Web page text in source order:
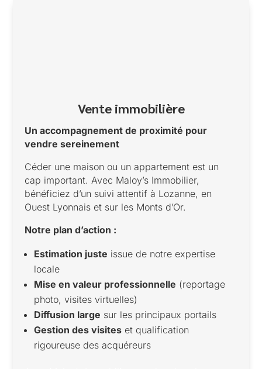
Vente immobilière
Un accompagnement de proximité pour
vendre sereinement
Céder une maison ou un appartement est un
cap important. Avec Maloy’s Immobilier,
bénéficiez d’un suivi attentif à Lozanne, en
Ouest Lyonnais et sur les Monts d’Or.
Notre plan d’action :
Estimation juste issue de notre expertise
locale
Mise en valeur professionnelle (reportage
photo, visites virtuelles)
Diffusion large sur les principaux portails
Gestion des visites et qualification
rigoureuse des acquéreurs